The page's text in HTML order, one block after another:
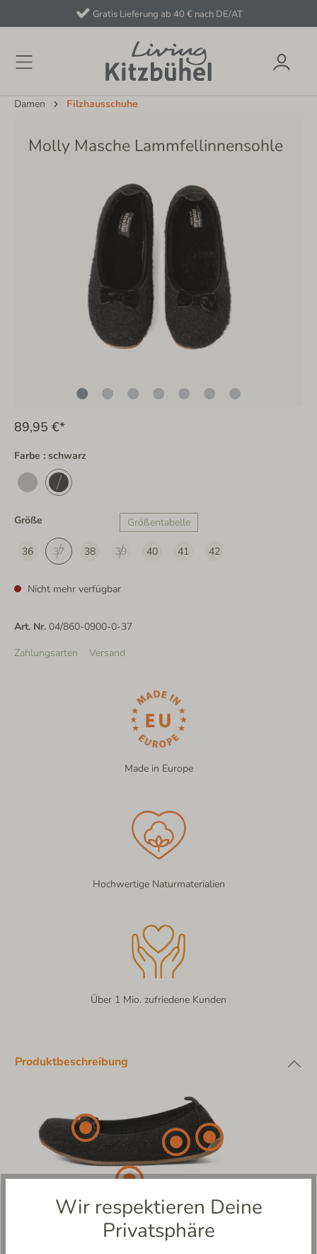
Gratis Lieferung ab 40 € nach DE/AT
Damen Filzhausschuhe
Molly Masche Lammfellinnensohle
89,95 €*
Farbe : schwarz
Größe Größentabelle
36 37 38 39 40 41 42
Nicht mehr verfügbar
Art. Nr. 04/860-0900-0-37
Zahlungsarten
Versand
Made in Europe
Hochwertige Naturmaterialien
Über 1 Mio. zufriedene Kunden
Produktbeschreibung
Wir respektieren Deine
Privatsphäre